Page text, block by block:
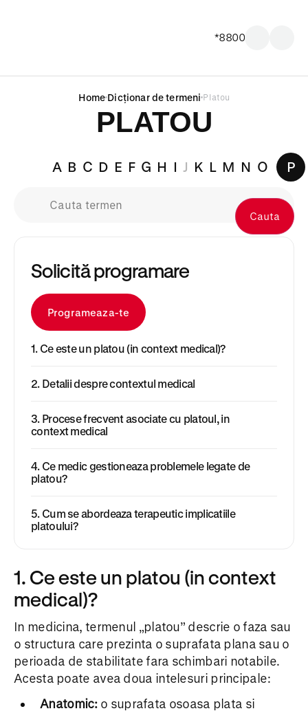
*8800
Home Dicționar de termeni Platou
PLATOU
A B C D E F G H I J K L M N O P
Cauta
Solicită programare
Programeaza-te
1. Ce este un platou (in context medical)?
2. Detalii despre contextul medical
3. Procese frecvent asociate cu platoul, in
context medical
4. Ce medic gestioneaza problemele legate de
platou?
5. Cum se abordeaza terapeutic implicatiile
platoului?
1. Ce este un platou (in context
medical)?
In medicina, termenul „platou” descrie o faza sau
o structura care prezinta o suprafata plana sau o
perioada de stabilitate fara schimbari notabile.
Acesta poate avea doua intelesuri principale:
Anatomic:o suprafata osoasa plata si